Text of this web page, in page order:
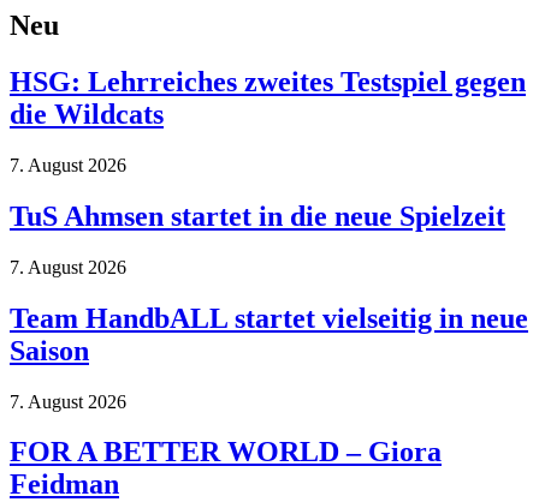
Neu
HSG: Lehrreiches zweites Testspiel gegen
die Wildcats
7. August 2026
TuS Ahmsen startet in die neue Spielzeit
7. August 2026
Team HandbALL startet vielseitig in neue
Saison
7. August 2026
FOR A BETTER WORLD – Giora
Feidman